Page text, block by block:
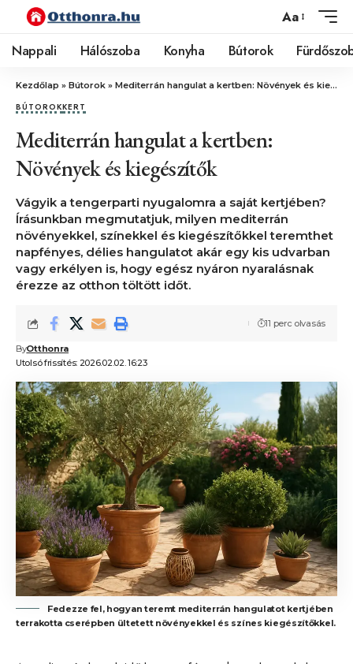
Aa
Nappali Hálószoba Konyha Bútorok
Kezdőlap » Bútorok » Mediterrán hangulat a kertben: Növények és kiegészítők
BÚTOROKKERT
Mediterrán hangulat a kertben:
Növények és kiegészítők
Vágyik a tengerparti nyugalomra a saját kertjében?
Írásunkban megmutatjuk, milyen mediterrán
növényekkel, színekkel és kiegészítőkkel teremthet
napfényes, délies hangulatot akár egy kis udvarban
vagy erkélyen is, hogy egész nyáron nyaralásnak
érezze az otthon töltött időt.
Utolsó frissítés: 2026.02.02. 16:23
ByOtthonra
11 perc olvasás
Fedezze fel, hogyan teremt mediterrán hangulatot kertjében
terrakotta cserépben ültetett növényekkel és színes kiegészítőkkel.